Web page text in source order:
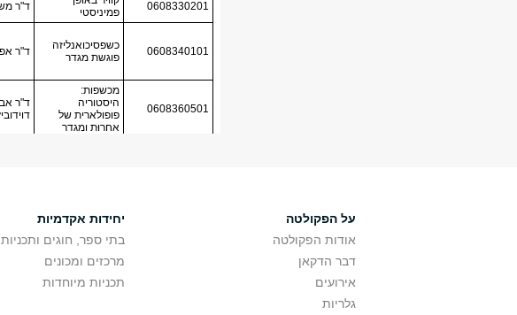
על הפקולטה
אודות הפקולטה
דבר הדקאן
אירועים
גלריות
יחידות אקדמיות
בתי ספר, חוגים ותכניות
מרכזים ומכונים
תכניות מיוחדות